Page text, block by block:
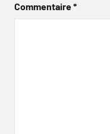
Commentaire*